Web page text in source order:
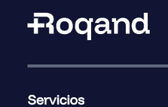
Servicios